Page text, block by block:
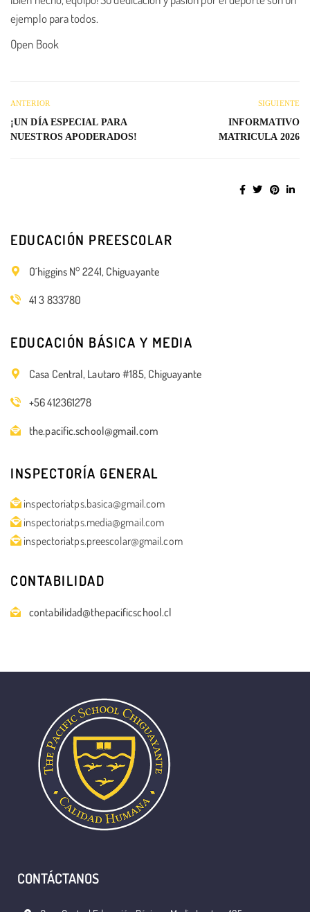
ejemplo para todos.
Open Book
ANTERIOR
¡UN DÍA ESPECIAL PARA
NUESTROS APODERADOS!
SIGUIENTE
INFORMATIVO
MATRICULA 2026
EDUCACIÓN PREESCOLAR
O´higgins N° 2241, Chiguayante
41 3 833780
EDUCACIÓN BÁSICA Y MEDIA
Casa Central, Lautaro #185, Chiguayante
+56 412361278
the.pacific.school@gmail.com
INSPECTORÍA GENERAL
inspectoriatps.basica@gmail.com
inspectoriatps.media@gmail.com
inspectoriatps.preescolar@gmail.com
CONTABILIDAD
contabilidad@thepacificschool.cl
CONTÁCTANOS